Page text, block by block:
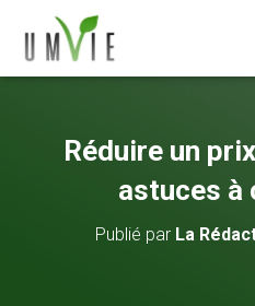
Réduire un
astuces à
Publié par La